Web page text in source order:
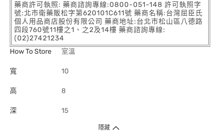
藥商許可執照: 藥商諮詢專線:0800-051-148 許可執照字
號:北市衛藥販松字第620101C611號 藥商名稱:台灣屈臣氏
個人用品商店股份有限公司 藥商地址:台北市松山區八德路
四段760號11樓之1、之2及14樓 藥商諮詢專線:
(02)27421234
How To Store
室溫
寬 10
高 8
深 15
隱藏